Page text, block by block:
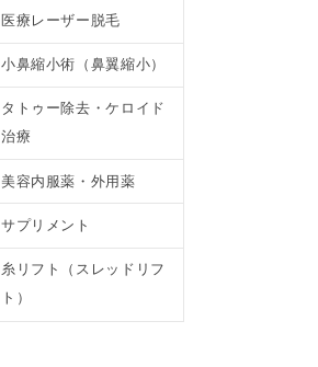
医療レーザー脱毛
小鼻縮小術（鼻翼縮小）
タトゥー除去・ケロイド
治療
美容内服薬・外用薬
サプリメント
糸リフト（スレッドリフ
ト）